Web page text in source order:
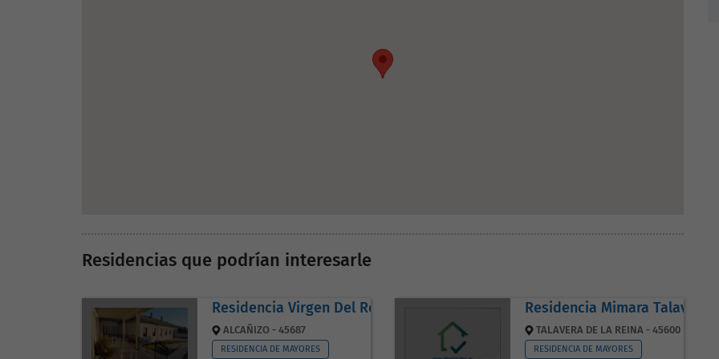
Residencias que podrían interesarle
Residencia Virgen Del Rosario - Toledo
ALCAÑIZO - 45687
RESIDENCIA DE MAYORES
Residencia Mimara Talavera
TALAVERA DE LA REINA - 45600
RESIDENCIA DE MAYORES